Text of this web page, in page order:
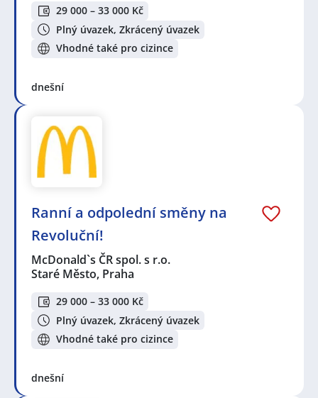
29 000 – 33 000 Kč
Plný úvazek, Zkrácený úvazek
Vhodné také pro cizince
dnešní
Ranní a odpolední směny na
Revoluční!
McDonald`s ČR spol. s r.o.
Staré Město, Praha
29 000 – 33 000 Kč
Plný úvazek, Zkrácený úvazek
Vhodné také pro cizince
dnešní